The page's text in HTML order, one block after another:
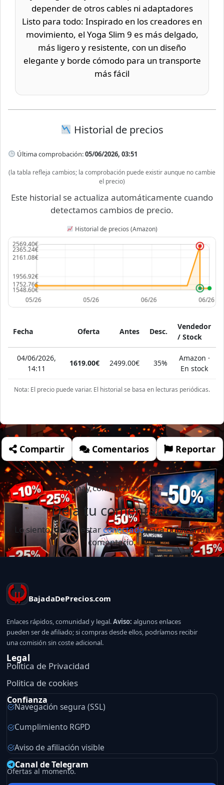
depender de otros cables ni adaptadores
Listo para todo: Inspirado en los creadores en
movimiento, el Yoga Slim 9 es más delgado,
más ligero y resistente, con un diseño
elegante y borde cómodo para un transporte
más fácil
Historial de precios
Última comprobación:05/06/2026, 03:51
(la tabla refleja cambios; la comprobación puede existir aunque no cambie
el precio)
Este historial se actualiza automáticamente cuando
detectamos cambios de precio.
Historial de precios (Amazon)
Fecha Oferta Antes Desc.
Vendedor
/ Stock
04/06/2026,
14:11
1619.00€ 2499.00€ 35%
Amazon ·
En stock
Nota: El precio puede variar. El historial se basa en lecturas periódicas.
Compartir Comentarios Reportar
No hay comentarios aún.
Deja tu comentario
Lo siento, debes estar conectadopara publicar un
comentario.
BajadaDePrecios.com
Enlaces rápidos, comunidad y legal.Aviso: algunos enlaces
pueden ser de afiliado; si compras desde ellos, podríamos recibir
una comisión sin coste adicional.
Legal
Politica de Privacidad
Politica de cookies
Confianza
Navegación segura (SSL)
Cumplimiento RGPD
Aviso de afiliación visible
Canal de Telegram
Ofertas al momento.